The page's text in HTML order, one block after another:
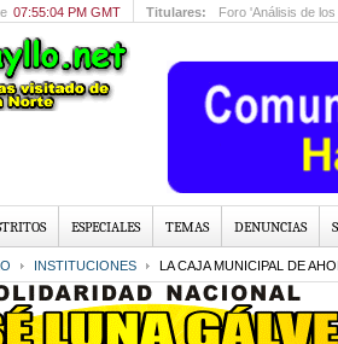
07:55:04 PM GMT Titulares: Foro 'Análisis de
ESPECIALES TEMAS DENUNCIAS
INSTITUCIONES LA CAJA MUNICIPAL DE